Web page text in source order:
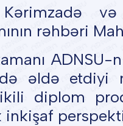
rəhbəri
əldə etdiyi
diplom
inkişaf